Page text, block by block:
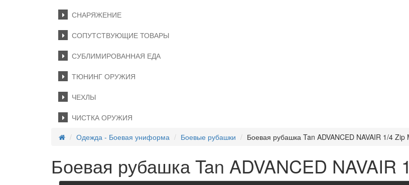
СНАРЯЖЕНИЕ
СОПУТСТВУЮЩИЕ ТОВАРЫ
СУБЛИМИРОВАННАЯ ЕДА
ТЮНИНГ ОРУЖИЯ
ЧЕХЛЫ
ЧИСТКА ОРУЖИЯ
Одежда - Боевая униформа
Боевые рубашки Боевая рубашка Tan ADVANCED NAVAIR 1/4
Боевая рубашка Tan ADVANCED NAVAIR